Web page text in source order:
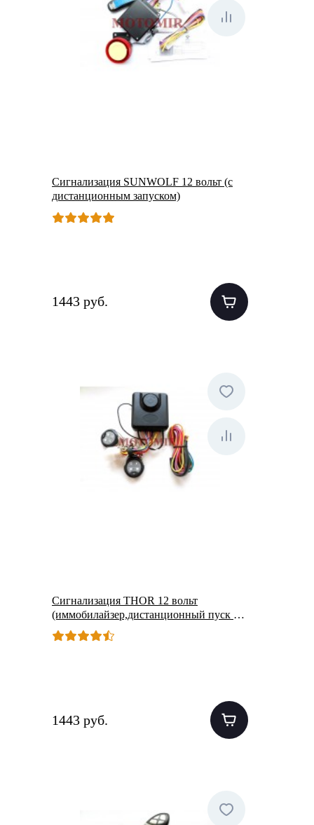
Сигнализация SUNWOLF 12 вольт (с
дистанционным запуском)
1443 руб.
Сигнализация THOR 12 вольт
(иммобилайзер,дистанционный пуск с
двумя брелками) (TH444S-A)
1443 руб.